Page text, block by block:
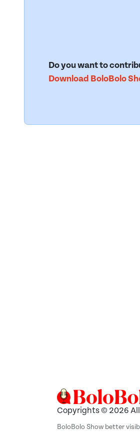
Do you want to
Download BoloBolo
Copyrights © 2026 All
BoloBolo Show better